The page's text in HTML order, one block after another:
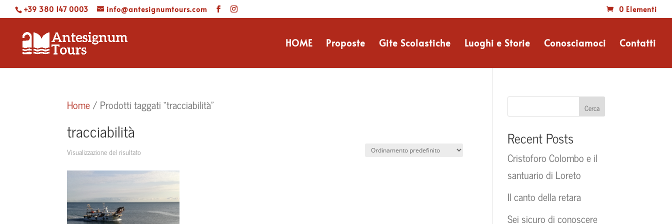
+39 380 147 0003 info@antesignumtours.com 0 Elementi
HOME Proposte Gite Scolastiche Luoghi e Storie Conosciamoci Contatti
Home/ Prodotti taggati “tracciabilità”
tracciabilità
Visualizzazione del risultato
Cerca
Recent Posts
Cristoforo Colombo e il
santuario di Loreto
Il canto della retara
Sei sicuro di conoscere